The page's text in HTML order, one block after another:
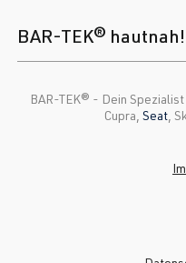
BAR-TEK® hautnah!
BAR-TEK®️ - Dein
Cupra, Seat ,